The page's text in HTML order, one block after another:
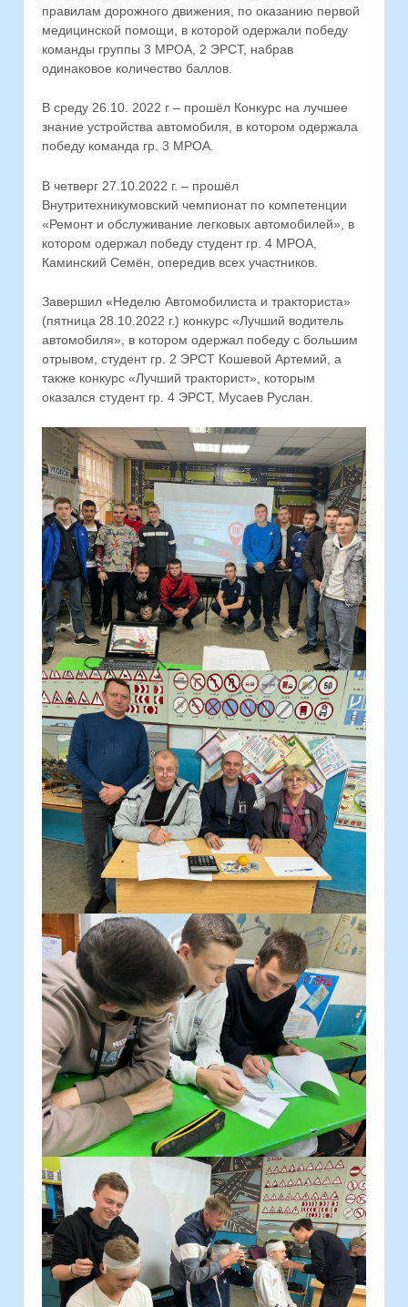
правилам дорожного движения, по оказанию первой
медицинской помощи, в которой одержали победу
команды группы 3 МРОА, 2 ЭРСТ, набрав
одинаковое количество баллов.
В среду 26.10. 2022 г – прошёл Конкурс на лучшее
знание устройства автомобиля, в котором одержала
победу команда гр. 3 МРОА.
В четверг 27.10.2022 г. – прошёл
Внутритехникумовский чемпионат по компетенции
«Ремонт и обслуживание легковых автомобилей», в
котором одержал победу студент гр. 4 МРОА,
Каминский Семён, опередив всех участников.
Завершил «Неделю Автомобилиста и тракториста»
(пятница 28.10.2022 г.) конкурс «Лучший водитель
автомобиля», в котором одержал победу с большим
отрывом, студент гр. 2 ЭРСТ Кошевой Артемий, а
также конкурс «Лучший тракторист», которым
оказался студент гр. 4 ЭРСТ, Мусаев Руслан.